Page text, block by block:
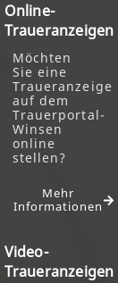
Online-
Traueranzeigen
Möchten
Sie eine
Traueranzeige
auf dem
Trauerportal-
Winsen
online
stellen?
Mehr
Informationen
Video-
Traueranzeigen